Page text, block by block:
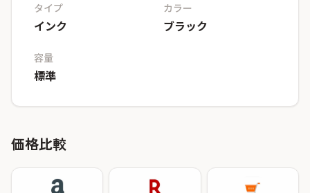
タイプ
インク
カラー
ブラック
容量
標準
価格比較